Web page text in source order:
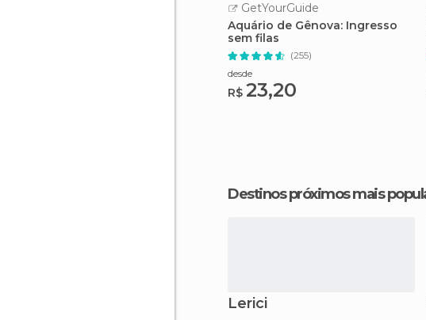
GetYourGuide
Aquário de Gênova: Ingresso
sem filas
(255)
desde
R$ 23,20
Destinos próximos mais
Lerici